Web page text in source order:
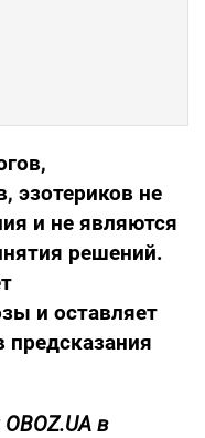
эзотериков не
и не являются
решений.
и оставляет
предсказания
в